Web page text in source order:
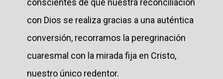
con Dios se realiza gracias a una auténtica
conversión, recorramos la peregrinación
cuaresmal con la mirada fija en Cristo,
nuestro único redentor.